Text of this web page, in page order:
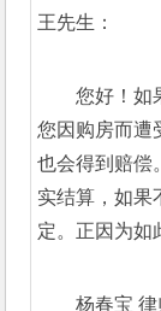
王先生：
您好！如
您因购房而遭
也会得到赔偿
实结算，如果
定。正因为如
杨春宝 律